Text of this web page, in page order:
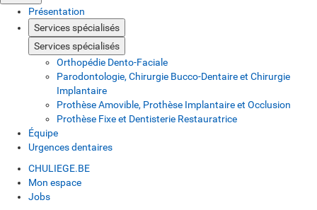
Présentation
Services spécialisés
Services spécialisés
Orthopédie Dento-Faciale
Parodontologie, Chirurgie Bucco-Dentaire et Chirurgie
Implantaire
Prothèse Amovible, Prothèse Implantaire et Occlusion
Prothèse Fixe et Dentisterie Restauratrice
Équipe
Urgences dentaires
CHULIEGE.BE
Mon espace
Jobs